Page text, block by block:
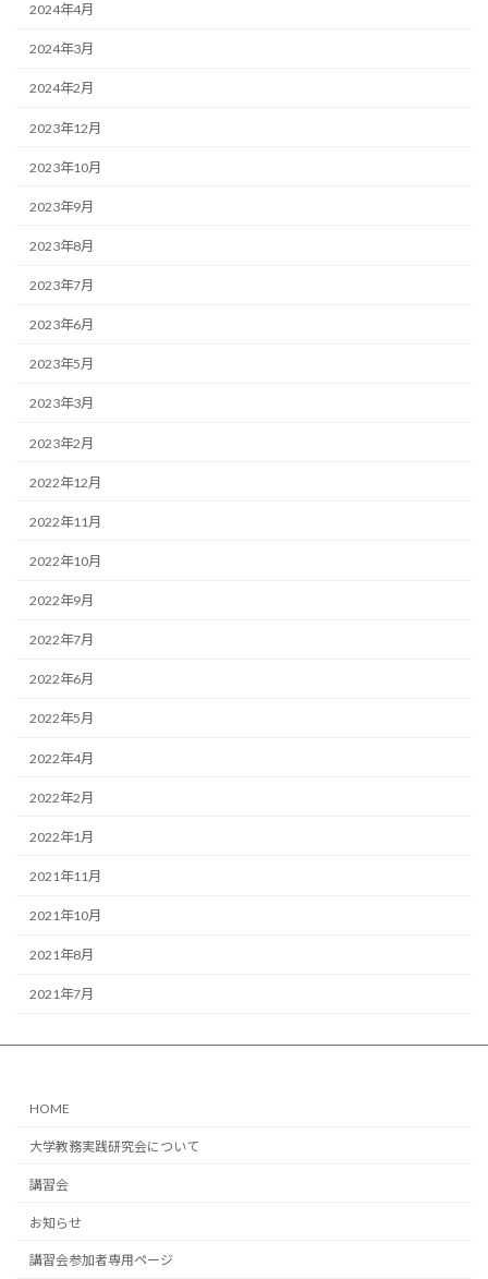
2024年4月
2024年3月
2024年2月
2023年12月
2023年10月
2023年9月
2023年8月
2023年7月
2023年6月
2023年5月
2023年3月
2023年2月
2022年12月
2022年11月
2022年10月
2022年9月
2022年7月
2022年6月
2022年5月
2022年4月
2022年2月
2022年1月
2021年11月
2021年10月
2021年8月
2021年7月
HOME
大学教務実践研究会について
講習会
お知らせ
講習会参加者専用ページ